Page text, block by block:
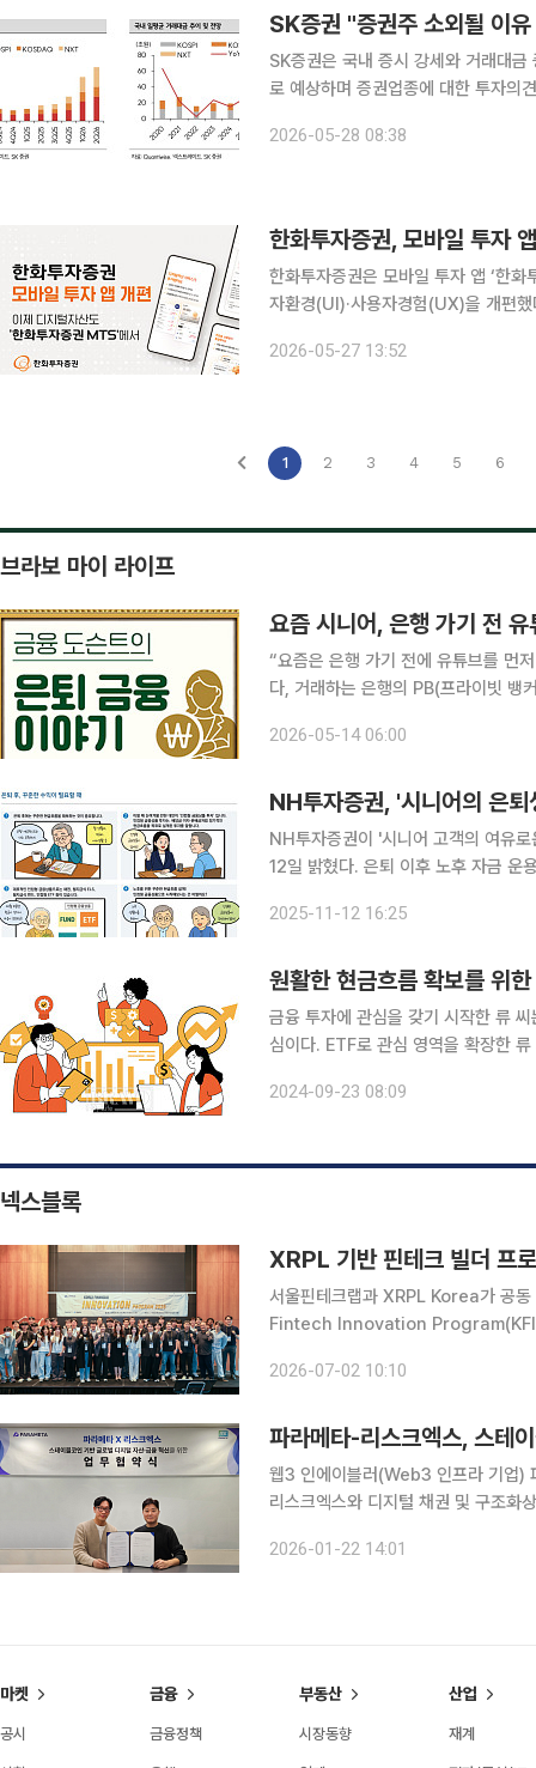
SK증권 "증권주 소외될 이
SK증권은 국내 증시 강세와 거래대
로 예상하며 증권업종에 대한 투자의견 '비중
국면에서 증권주가 소외될 이유는 없
2026-05-28 08:38
한화투자증권, 모바일 투자
한화투자증권은 모바일 투자 앱 ‘한
자환경(UI)·사용자경험(UX)을 개편했다고 27일 밝혔다. 새로워
산 정보까지 아우르는 고도화된 통합
2026-05-27 13:52
1 2 3 4 5 6
브라보 마이 라이프
요즘 시니어, 은행 가기 전
“요즘은 은행 가기 전에 유튜브를 먼저 봐요.” 몇 년 전만 해도 은퇴자들의 재테
다, 거래하는 은행의 PB(프라이빗 뱅
우가 많았다. 직원이 추천하는 상품에
2026-05-14 06:00
NH투자증권, '시니어의 은
NH투자증권이 '시니어 고객의 여유
12일 밝혔다. 은퇴 이후 노후 자금 운용에 대한 고민이 큰 고객들을 다양한 인컴(Income)형 투자상
지속적인 현금흐름을 창출할 수 있는
2025-11-12 16:25
원활한 현금흐름 확보를 위
금융 투자에 관심을 갖기 시작한 류
심이다. ETF로 관심 영역을 확장한
늘어나면 그만큼 은퇴 기간도 늘어난
2024-09-23 08:09
넥스블록
XRPL 기반 핀테크 빌더 프
서울핀테크랩과 XRPL Korea가 공
Fintech Innovation Program(KFIP)
다. KFIP는 한국 XRPL 생
2026-07-02 10:10
파라메타-리스크엑스, 스테
웹3 인에이블러(Web3 인프라 기업)
리스크엑스와 디지털 채권 및 구조화
파라메타의 블록체인 및 스테이블코
2026-01-22 14:01
마켓
공시
금융
금융정책
부동산
시장동향
산업
재계